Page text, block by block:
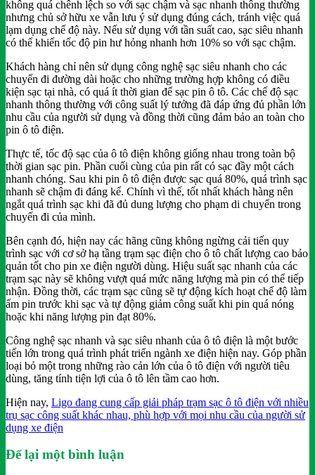
không quá chênh lệch so với sạc chậm và sạc nhanh thông thường
nhưng chủ sở hữu xe vẫn lưu ý sử dụng đúng cách, tránh việc quá
lạm dụng chế độ này. Nếu sử dụng với tần suất cao, sạc siêu nhanh
có thể khiến tốc độ pin hư hỏng nhanh hơn 10% so với sạc chậm.
Khách hàng chỉ nên sử dụng công nghệ sạc siêu nhanh cho các
chuyến đi đường dài hoặc cho những trường hợp không có điều
kiện sạc tại nhà, có quá ít thời gian để sạc pin ô tô. Các chế độ sạc
nhanh thông thường với công suất lý tưởng đã đáp ứng đủ phần lớn
nhu cầu của người sử dụng và đồng thời cũng đảm bảo an toàn cho
pin ô tô điện.
Thực tế, tốc độ sạc của ô tô điện không giống nhau trong toàn bộ
thời gian sạc pin. Phần cuối cùng của pin rất có sạc đầy một cách
nhanh chóng. Sau khi pin ô tô điện được sạc quá 80%, quá trình sạc
nhanh sẽ chậm đi đáng kể. Chính vì thế, tốt nhất khách hàng nên
ngắt quá trình sạc khi đã đủ dung lượng cho phạm di chuyển trong
chuyến đi của mình.
Bên cạnh đó, hiện nay các hãng cũng không ngừng cải tiến quy
trình sạc với cơ sở hạ tầng trạm sạc điện cho ô tô chất lượng cao bảo
quản tốt cho pin xe điện người dùng. Hiệu suất sạc nhanh của các
trạm sạc này sẽ không vượt quá mức năng lượng mà pin có thể tiếp
nhận. Đồng thời, các trạm sạc cũng sẽ tự động kích hoạt chế độ làm
ấm pin trước khi sạc và tự động giảm công suất khi pin quá nóng
hoặc khi năng lượng pin đạt 80%.
Công nghệ sạc nhanh và sạc siêu nhanh của ô tô điện là một bước
tiến lớn trong quá trình phát triển ngành xe điện hiện nay. Góp phần
loại bỏ một trong những rào cản lớn của ô tô điện với người tiêu
dùng, tăng tính tiện lợi của ô tô lên tầm cao hơn.
Hiện nay, Ligo đang cung cấp giải pháp trạm sạc ô tô điện với nhiều
trụ sạc công suất khác nhau, phù hợp với mọi nhu cầu của người sử
dụng xe điện
Để lại một bình luận